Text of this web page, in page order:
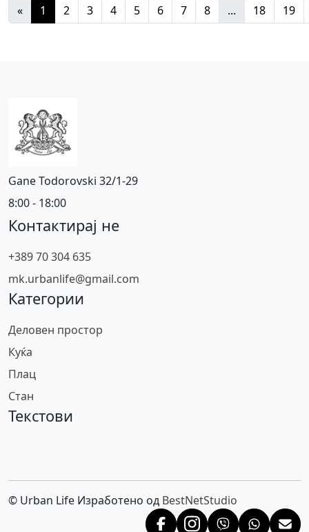
« 1 2 3 4 5 6 7 8 ... 18 19
Gane Todorovski 32/1-29
8:00 - 18:00
Контактирај не
+389 70 304 635
mk.urbanlife@gmail.com
Категории
Деловен простор
Куќа
Плац
Стан
Текстови
© Urban Life Изработено од BestNetStudio